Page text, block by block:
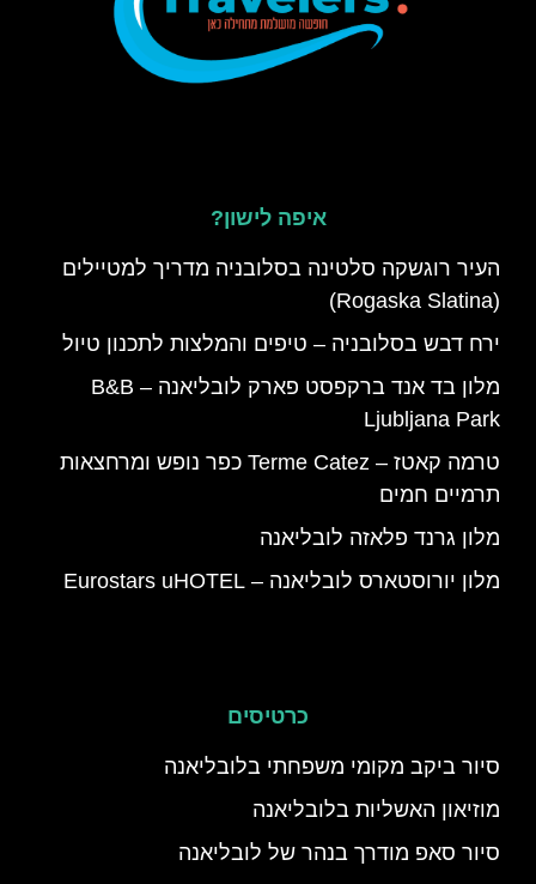
איפה לישון?
העיר רוגשקה סלטינה בסלובניה מדריך למטיילים
(Rogaska Slatina)
ירח דבש בסלובניה – טיפים והמלצות לתכנון טיול
מלון בד אנד ברקפסט פארק לובליאנה – B&B
Ljubljana Park
טרמה קאטז – Terme Catez כפר נופש ומרחצאות
תרמיים חמים
מלון גרנד פלאזה לובליאנה
מלון יורוסטארס לובליאנה – Eurostars uHOTEL
כרטיסים
סיור ביקב מקומי משפחתי בלובליאנה
מוזיאון האשליות בלובליאנה
סיור סאפ מודרך בנהר של לובליאנה